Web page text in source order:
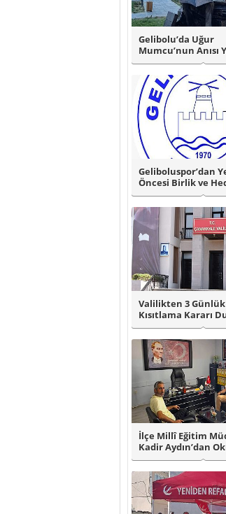
Gelibolu’da Uğur
Mumcu’nun Anısı
Parkta
Geliboluspor’dan
Öncesi Birlik ve
Vurgusu..
Valilikten 3 Günlük
Kısıtlama Kararı
İlçe Millî Eğitim
Kadir Aydın’dan
Ziyaretleri..